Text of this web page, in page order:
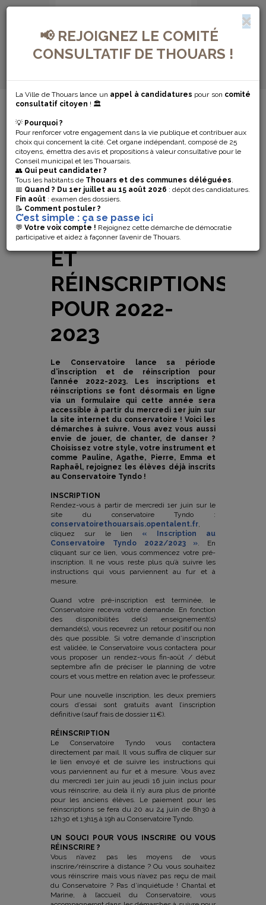
📢 REJOIGNEZ LE COMITÉ
CONSULTATIF DE THOUARS !
La Ville de Thouars lance un appel à candidatures pour son comité
consultatif citoyen ! 🏛️
💡 Pourquoi ?
Pour renforcer votre engagement dans la vie publique et contribuer aux
choix qui concernent la cité. Cet organe indépendant, composé de 25
citoyens, émettra des avis et propositions à valeur consultative pour le
Conseil municipal et les Thouarsais.
👥 Qui peut candidater ?
Tous les habitants de Thouars et des communes déléguées.
📅 Quand ? Du 1er juillet au 15 août 2026 : dépôt des candidatures.
Fin août : examen des dossiers.
📝 Comment postuler ?
C’est simple : ça se passe ici
💬 Votre voix compte ! Rejoignez cette démarche de démocratie
participative et aidez à façonner l’avenir de Thouars.
MENU DE NAVIGATION...
LE
CONSERVATOIRE
TYNDO OUVRE
SES
INSCRIPTIONS
ET
RÉINSCRIPTIONS
POUR 2022-
2023
Le Conservatoire lance sa période
d’inscription et de réinscription pour
l’année 2022-2023. Les inscriptions et
réinscriptions se font désormais en ligne
via un formulaire qui cette année sera
accessible à partir du mercredi 1er juin sur
la site internet du conservatoire ! Voici les
démarches à suivre. Vous avez vous aussi
envie de jouer, de chanter, de danser ?
Choisissez votre style, votre instrument et
comme Pauline, Agathe, Pierre, Emma et
Raphaël, rejoignez les élèves déjà inscrits
au Conservatoire Tyndo !
INSCRIPTION
Rendez-vous à partir de mercredi 1er juin sur le
site du conservatoire Tyndo :
conservatoirethouarsais.opentalent.fr,
cliquez sur le lien « Inscription au
Conservatoire Tyndo 2022/2023 ». En
cliquant sur ce lien, vous commencez votre pré-
inscription. Il ne vous reste plus qu’à suivre les
instructions qui vous parviennent au fur et à
mesure.
Quand votre pré-inscription est terminée, le
Conservatoire recevra votre demande. En fonction
des disponibilités de(s) enseignement(s)
demandé(s), vous recevrez un retour positif ou non
dès que possible. Si votre demande d’inscription
est validée, le Conservatoire vous contactera pour
vous proposer un rendez-vous fin-août / début
septembre afin de préciser le planning de votre
cours et vous mettre en relation avec le professeur.
Pour une nouvelle inscription, les deux premiers
cours d’essai sont gratuits avant l’inscription
définitive (sauf frais de dossier 11€).
RÉINSCRIPTION
Le Conservatoire Tyndo vous contactera
directement par mail. Il vous suffira de cliquer sur
le lien envoyé et de suivre les instructions qui
vous parviennent au fur et à mesure. Vous avez
du mercredi 1er juin au jeudi 16 juin inclus pour
vous réinscrire, au delà il n’y aura plus de priorité
pour les anciens élèves. Le paiement pour les
réinscriptions se fera du 20 au 24 juin de 8h30 à
12h30 et 13h15 à 19h au Conservatoire Tyndo.
UN SOUCI POUR VOUS INSCRIRE OU VOUS
RÉINSCRIRE ?
Vous n’avez pas les moyens de vous
inscrire/réinscrire à distance ? Ou vous souhaitez
vous réinscrire mais vous n’avez pas reçu de mail
du Conservatoire ? Pas d’inquiétude ! Chantal et
Marine, à l’accueil du Conservatoire, vous